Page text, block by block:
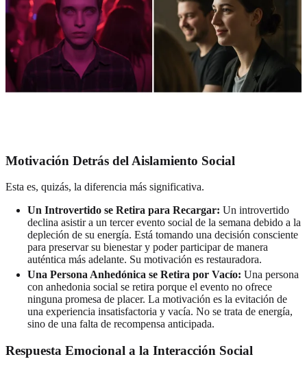
Motivación Detrás del Aislamiento Social
Esta es, quizás, la diferencia más significativa.
Un Introvertido se Retira para Recargar: Un introvertido
declina asistir a un tercer evento social de la semana debido a la
depleción de su energía. Está tomando una decisión consciente
para preservar su bienestar y poder participar de manera
auténtica más adelante. Su motivación es restauradora.
Una Persona Anhedónica se Retira por Vacío: Una persona
con anhedonia social se retira porque el evento no ofrece
ninguna promesa de placer. La motivación es la evitación de
una experiencia insatisfactoria y vacía. No se trata de energía,
sino de una falta de recompensa anticipada.
Respuesta Emocional a la Interacción Social